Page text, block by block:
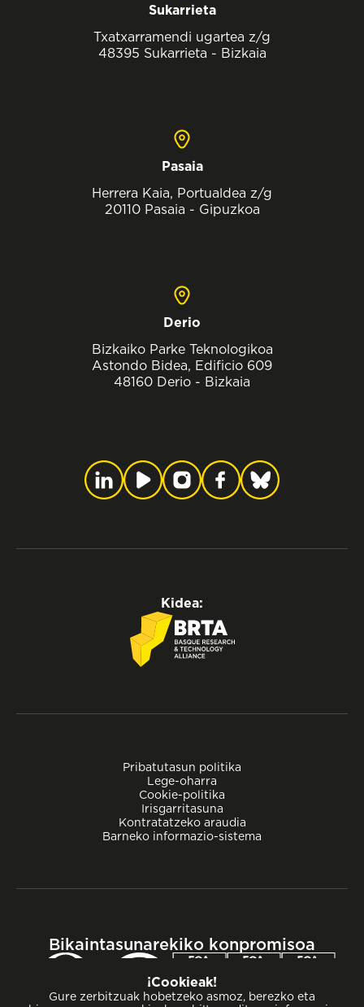
Sukarrieta
Txatxarramendi ugartea z/g
48395 Sukarrieta - Bizkaia
Pasaia
Herrera Kaia, Portualdea z/g
20110 Pasaia - Gipuzkoa
Derio
Bizkaiko Parke Teknologikoa
Astondo Bidea, Edificio 609
48160 Derio - Bizkaia
Pribatutasun politika
Lege-oharra
Cookie-politika
Irisgarritasuna
Kontratatzeko araudia
Barneko informazio-sistema
Kidea:
Bikaintasunarekiko konpromisoa
¡Cookieak!
Gure zerbitzuak hobetzeko asmoz, berezko eta